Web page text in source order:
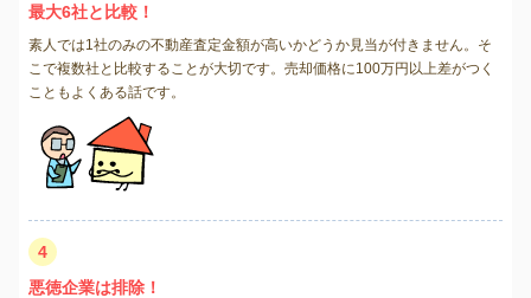
最大6社と比較！
素人では1社のみの不動産査定金額が高いかどうか見当が付きません。そ
こで複数社と比較することが大切です。売却価格に100万円以上差がつく
こともよくある話です。
4
悪徳企業は排除！